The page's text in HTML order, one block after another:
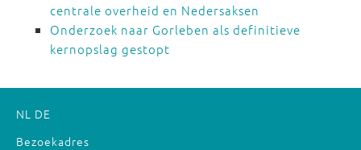
centrale overheid en Nedersaksen
Onderzoek naar Gorleben als definitieve
kernopslag gestopt
NL DE
Bezoekadres